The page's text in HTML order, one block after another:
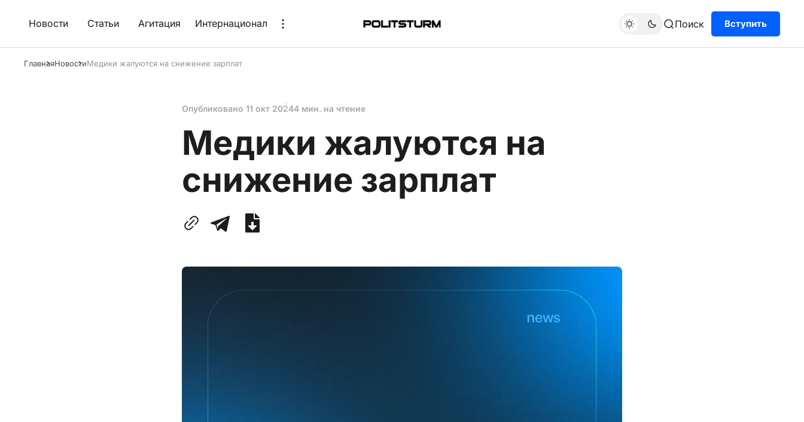
Новости Статьи Агитация Интернационал Поиск Вступить
ГлавнаяНовостиМедики жалуются на снижение зарплат
Опубликовано 11 окт 20244 мин. на чтение
Медики жалуются на
снижение зарплат